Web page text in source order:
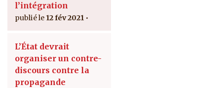
l’intégration
12 fév 2021
L’État devrait
organiser un contre-
discours contre la
propagande